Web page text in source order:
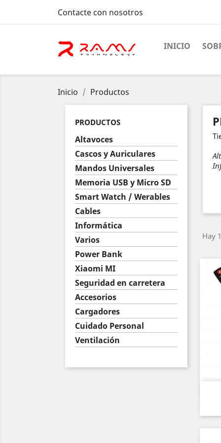
Contacte con nosotros
INICIO
Inicio Productos
PRODUCTOS
Altavoces
Cascos y Auriculares
Mandos Universales
Memoria USB y Micro SD
Smart Watch / Werables
Cables
Informática
Varios
Power Bank
Xiaomi MI
Seguridad en carretera
Accesorios
Cargadores
Cuidado Personal
Ventilación
Hay